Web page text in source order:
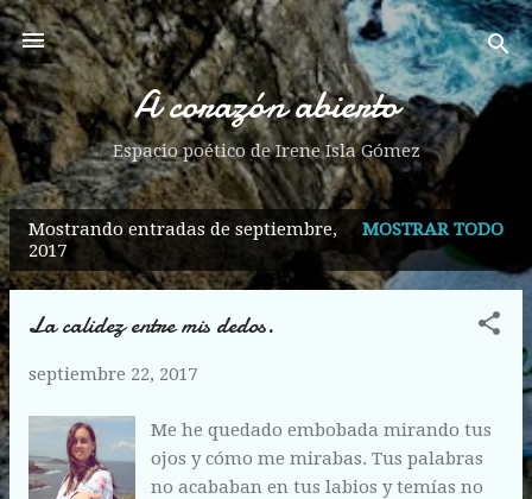
Ir al contenido principal
A corazón abierto
Espacio poético de Irene Isla Gómez
n
Mostrando entradas de septiembre,
2017
MOSTRAR TODO
La calidez entre mis dedos.
septiembre 22, 2017
Me he quedado embobada mirando tus
ojos y cómo me mirabas. Tus palabras
no acababan en tus labios y temías no